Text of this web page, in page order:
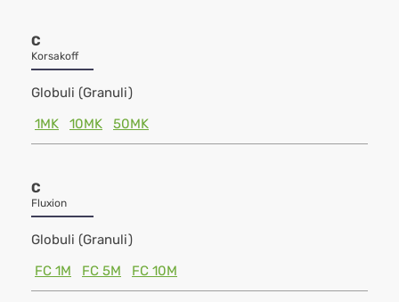
C
Korsakoff
Globuli (Granuli)
1MK
10MK 50MK
C
Fluxion
Globuli (Granuli)
FC 1M
FC 5M FC 10M